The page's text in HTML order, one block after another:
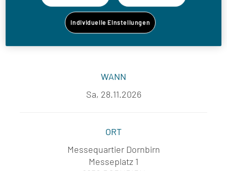
WANN
Sa, 28.11.2026
ORT
Messequartier Dornbirn
Messeplatz 1
Individuelle Einstellungen